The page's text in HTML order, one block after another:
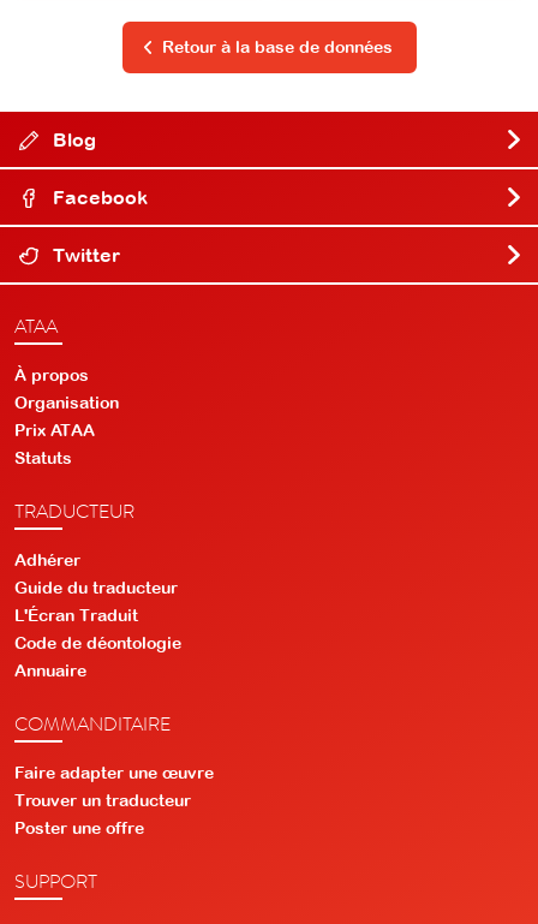
Retour à la base de données
Blog
Facebook
Twitter
ATAA
À propos
Organisation
Prix ATAA
Statuts
TRADUCTEUR
Adhérer
Guide du traducteur
L'Écran Traduit
Code de déontologie
Annuaire
COMMANDITAIRE
Faire adapter une œuvre
Trouver un traducteur
Poster une offre
SUPPORT